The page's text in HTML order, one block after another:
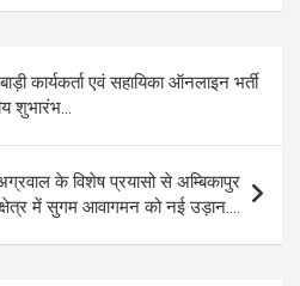
e
gr
a
m
ail py
Li
n
k
ar
e
कार्यकर्ता एवं सहायिका ऑनलाइन भर्ती
शुभारंभ…
के विशेष प्रयासो से अम्बिकापुर
क्षेत्र में सुगम आवागमन को नई उड़ान….